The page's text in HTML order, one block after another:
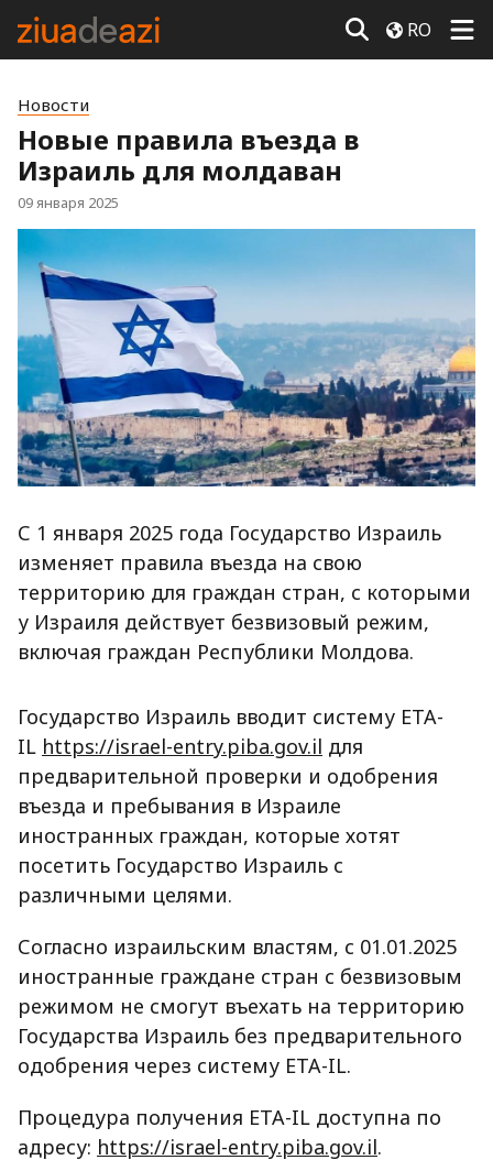
RO
Новости
Новые правила въезда в
Израиль для молдаван
09 января 2025
С 1 января 2025 года Государство Израиль
изменяет правила въезда на свою
территорию для граждан стран, с которыми
у Израиля действует безвизовый режим,
включая граждан Республики Молдова.
Государство Израиль вводит систему ETA-
IL https://israel-entry.piba.gov.il для
предварительной проверки и одобрения
въезда и пребывания в Израиле
иностранных граждан, которые хотят
посетить Государство Израиль с
различными целями.
Согласно израильским властям, с 01.01.2025
иностранные граждане стран с безвизовым
режимом не смогут въехать на территорию
Государства Израиль без предварительного
одобрения через систему ETA-IL.
Процедура получения ETA-IL доступна по
адресу: https://israel-entry.piba.gov.il.